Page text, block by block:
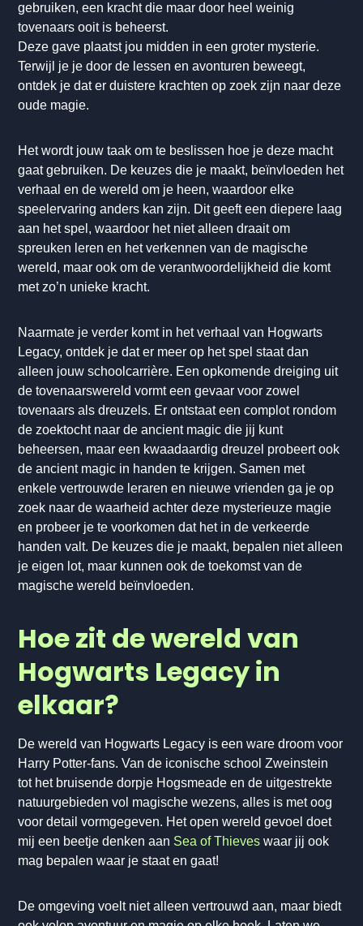
gebruiken, een kracht die maar door heel weinig
tovenaars ooit is beheerst.
Deze gave plaatst jou midden in een groter mysterie.
Terwijl je je door de lessen en avonturen beweegt,
ontdek je dat er duistere krachten op zoek zijn naar deze
oude magie.
Het wordt jouw taak om te beslissen hoe je deze macht
gaat gebruiken. De keuzes die je maakt, beïnvloeden het
verhaal en de wereld om je heen, waardoor elke
speelervaring anders kan zijn. Dit geeft een diepere laag
aan het spel, waardoor het niet alleen draait om
spreuken leren en het verkennen van de magische
wereld, maar ook om de verantwoordelijkheid die komt
met zo’n unieke kracht.
Naarmate je verder komt in het verhaal van Hogwarts
Legacy, ontdek je dat er meer op het spel staat dan
alleen jouw schoolcarrière. Een opkomende dreiging uit
de tovenaarswereld vormt een gevaar voor zowel
tovenaars als dreuzels. Er ontstaat een complot rondom
de zoektocht naar de ancient magic die jij kunt
beheersen, maar een kwaadaardig dreuzel probeert ook
de ancient magic in handen te krijgen. Samen met
enkele vertrouwde leraren en nieuwe vrienden ga je op
zoek naar de waarheid achter deze mysterieuze magie
en probeer je te voorkomen dat het in de verkeerde
handen valt. De keuzes die je maakt, bepalen niet alleen
je eigen lot, maar kunnen ook de toekomst van de
magische wereld beïnvloeden.
Hoe zit de wereld van
Hogwarts Legacy in
elkaar?
De wereld van Hogwarts Legacy is een ware droom voor
Harry Potter-fans. Van de iconische school Zweinstein
tot het bruisende dorpje Hogsmeade en de uitgestrekte
natuurgebieden vol magische wezens, alles is met oog
voor detail vormgegeven. Het open wereld gevoel doet
mij een beetje denken aan Sea of Thieves waar jij ook
mag bepalen waar je staat en gaat!
De omgeving voelt niet alleen vertrouwd aan, maar biedt